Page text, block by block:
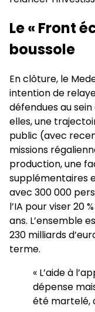
Le « Front
boussole
En clôture, le
intention de
défendues au sein
elles, une
public (avec
missions
production, une
supplémentaires
avec 300 000
l’IA pour viser 20
ans. L’ensemble
230 milliards
terme.
« L’aide à
dépense
été martelé,